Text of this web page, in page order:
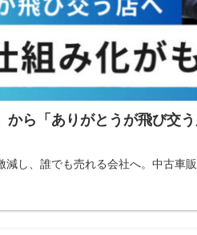
から「ありがとうが飛び交
減し、誰でも売れる会社へ。中古車